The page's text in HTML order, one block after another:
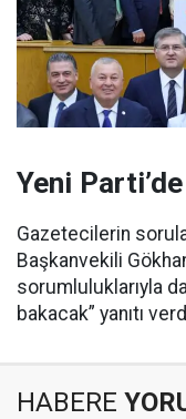
Yeni
Gazetecilerin
Başkanvekili
sorumluluklarıyla
bakacak” yanıtı
HABERE